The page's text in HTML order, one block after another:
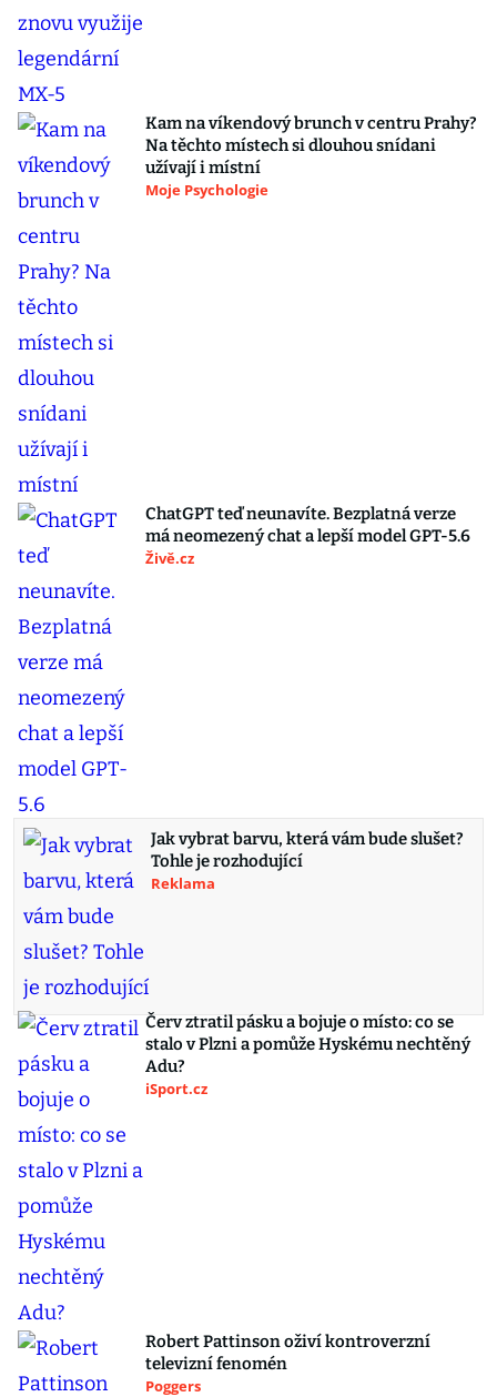
Kam na víkendový brunch v centru Prahy?
Na těchto místech si dlouhou snídani
užívají i místní
Moje Psychologie
ChatGPT teď neunavíte. Bezplatná verze
má neomezený chat a lepší model GPT-5.6
Živě.cz
Jak vybrat barvu, která vám bude slušet?
Tohle je rozhodující
Reklama
Červ ztratil pásku a bojuje o místo: co se
stalo v Plzni a pomůže Hyskému nechtěný
Adu?
iSport.cz
Robert Pattinson oživí kontroverzní
televizní fenomén
Poggers